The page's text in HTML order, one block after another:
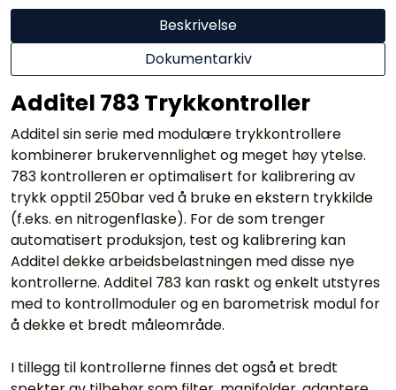
Beskrivelse
Dokumentarkiv
Additel 783 Trykkontroller
Additel sin serie med modulære trykkontrollere
kombinerer brukervennlighet og meget høy ytelse.
783 kontrolleren er optimalisert for kalibrering av
trykk opptil 250bar ved å bruke en ekstern trykkilde
(f.eks. en nitrogenflaske). For de som trenger
automatisert produksjon, test og kalibrering kan
Additel dekke arbeidsbelastningen med disse nye
kontrollerne. Additel 783 kan raskt og enkelt utstyres
med to kontrollmoduler og en barometrisk modul for
å dekke et bredt måleområde.
I tillegg til kontrollerne finnes det også et bredt